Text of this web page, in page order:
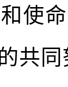
使
共